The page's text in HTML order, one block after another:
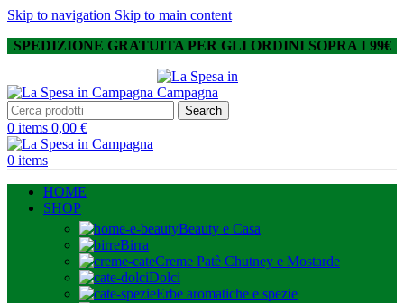
Skip to navigation Skip to main content
SPEDIZIONE GRATUITA PER GLI ORDINI SOPRA I 99€
Search
0 items 0,00 €
0 items
HOME
SHOP
Beauty e Casa
Birra
Creme Patè Chutney e Mostarde
Dolci
Erbe aromatiche e spezie